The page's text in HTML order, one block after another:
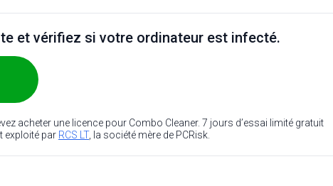
et vérifiez si votre ordinateur est infecté.
acheter une licence pour Combo Cleaner. 7 jours d’essai limité gratuit
exploité par RCS LT, la société mère de PCRisk.